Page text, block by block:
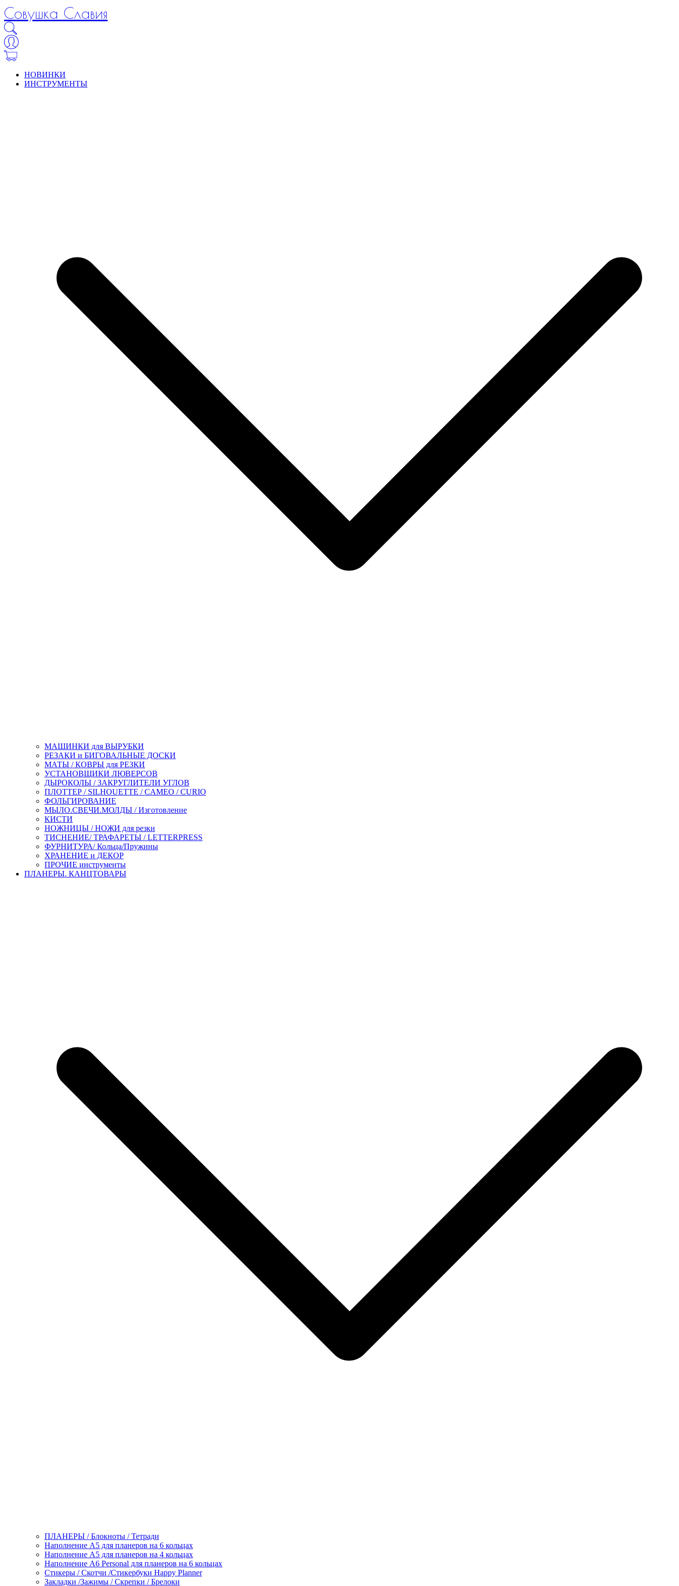
Совушка Славия
НОВИНКИ
ИНСТРУМЕНТЫ
МАШИНКИ для ВЫРУБКИ
РЕЗАКИ и БИГОВАЛЬНЫЕ ДОСКИ
МАТЫ / КОВРЫ для РЕЗКИ
УСТАНОВЩИКИ ЛЮВЕРСОВ
ДЫРОКОЛЫ / ЗАКРУГЛИТЕЛИ УГЛОВ
ПЛОТТЕР / SILHOUETTE / CAMEO / CURIO
ФОЛЬГИРОВАНИЕ
МЫЛО.СВЕЧИ.МОЛДЫ / Изготовление
КИСТИ
НОЖНИЦЫ / НОЖИ для резки
ТИСНЕНИЕ/ ТРАФАРЕТЫ / LETTERPRESS
ФУРНИТУРА/ Кольца/Пружины
ХРАНЕНИЕ и ДЕКОР
ПРОЧИЕ инструменты
ПЛАНЕРЫ. КАНЦТОВАРЫ
ПЛАНЕРЫ / Блокноты / Тетради
Наполнение А5 для планеров на 6 кольцах
Наполнение А5 для планеров на 4 кольцах
Наполнение А6 Personal для планеров на 6 кольцах
Стикеры / Скотчи /Стикербуки Happy Planner
Закладки /Зажимы / Скрепки / Брелоки